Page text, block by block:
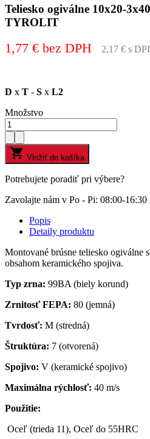
Teliesko ogiválne 10x20-
TYROLIT
1,77 € bez DPH 2,17 € s
D x T - S x L2
Množstvo
 Vložiť do košíka
Potrebujete poradiť pri výbere?
Zavolajte nám v Po - Pi: 08:00-
Popis
Detaily produktu
Montované brúsne teliesko ogiválne
obsahom keramického spojiva.
Typ zrna: 99BA (biely korund)
Zrnitosť FEPA: 80 (jemná)
Tvrdosť: M (stredná)
Štruktúra: 7 (otvorená)
Spojivo: V (keramické spojivo)
Maximálna rýchlosť: 40 m/s
Použitie:
Oceľ (trieda 11), Oceľ do 55HRC